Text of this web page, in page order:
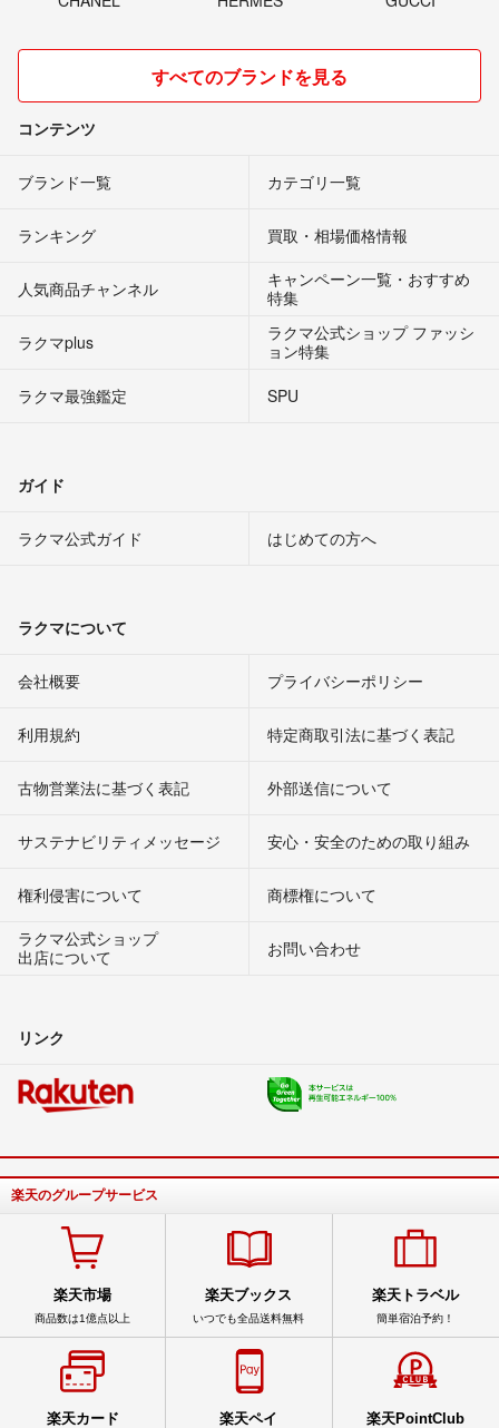
すべてのブランドを見る
コンテンツ
ブランド一覧 カテゴリ一覧
ランキング 買取・相場価格情報
人気商品チャンネル
キャンペーン一覧・おすすめ
特集
ラクマplus
ラクマ公式ショップ ファッシ
ョン特集
ラクマ最強鑑定
SPU
ガイド
ラクマ公式ガイド はじめての方へ
ラクマについて
会社概要 プライバシーポリシー
利用規約 特定商取引法に基づく表記
古物営業法に基づく表記 外部送信について
サステナビリティメッセージ 安心・安全のための取り組み
権利侵害について
商標権について
ラクマ公式ショップ
出店について
お問い合わせ
リンク
楽天のグループサービス
楽天市場
商品数は1億点以上
楽天ブックス
いつでも全品送料無料
楽天トラベル
簡単宿泊予約！
楽天カード 楽天ペイ 楽天PointClub